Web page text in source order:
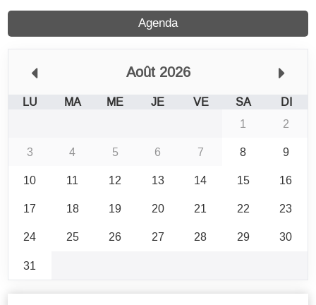
Agenda
Août 2026
LU MA ME JE VE SA
DI
1
2
3
4 5 6 7 8
9
10
11 12 13 14 15
16
17
18 19 20 21 22
23
24
25 26 27 28 29
30
31